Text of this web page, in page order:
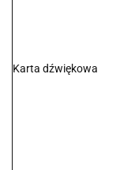
Karta dźwiękowa